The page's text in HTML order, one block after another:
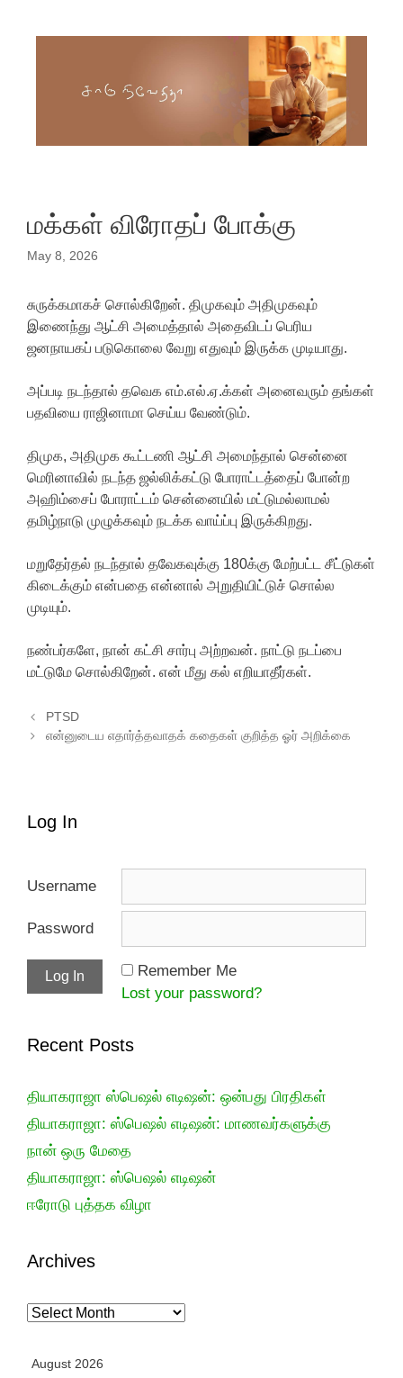
மக்கள் விரோதப் போக்கு
May 8, 2026
சுருக்கமாகச் சொல்கிறேன். திமுகவும் அதிமுகவும்
இணைந்து ஆட்சி அமைத்தால் அதைவிடப் பெரிய
ஜனநாயகப் படுகொலை வேறு எதுவும் இருக்க முடியாது.
அப்படி நடந்தால் தவெக எம்.எல்.ஏ.க்கள் அனைவரும் தங்கள்
பதவியை ராஜினாமா செய்ய வேண்டும்.
திமுக, அதிமுக கூட்டணி ஆட்சி அமைந்தால் சென்னை
மெரினாவில் நடந்த ஜல்லிக்கட்டு போராட்டத்தைப் போன்ற
அஹிம்சைப் போராட்டம் சென்னையில் மட்டுமல்லாமல்
தமிழ்நாடு முழுக்கவும் நடக்க வாய்ப்பு இருக்கிறது.
மறுதேர்தல் நடந்தால் தவேகவுக்கு 180க்கு மேற்பட்ட சீட்டுகள்
கிடைக்கும் என்பதை என்னால் அறுதியிட்டுச் சொல்ல
முடியும்.
நண்பர்களே, நான் கட்சி சார்பு அற்றவன். நாட்டு நடப்பை
மட்டுமே சொல்கிறேன். என் மீது கல் எறியாதீர்கள்.
Post navigation
PTSD
என்னுடைய எதார்த்தவாதக் கதைகள் குறித்த ஓர் அறிக்கை
Log In
Username
Password
Remember Me
Lost your password?
Recent Posts
தியாகராஜா ஸ்பெஷல் எடிஷன்: ஒன்பது பிரதிகள்
தியாகராஜா: ஸ்பெஷல் எடிஷன்: மாணவர்களுக்கு
நான் ஒரு மேதை
தியாகராஜா: ஸ்பெஷல் எடிஷன்
ஈரோடு புத்தக விழா
Archives
Archives
August 2026